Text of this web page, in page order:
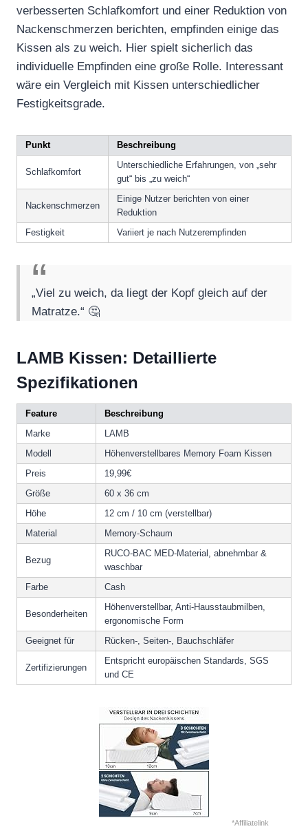
verbesserten Schlafkomfort und einer Reduktion von
Nackenschmerzen berichten, empfinden einige das
Kissen als zu weich. Hier spielt sicherlich das
individuelle Empfinden eine große Rolle. Interessant
wäre ein Vergleich mit Kissen unterschiedlicher
Festigkeitsgrade.
Punkt Beschreibung
Schlafkomfort
Unterschiedliche Erfahrungen, von „sehr
gut“ bis „zu weich“
Nackenschmerzen
Einige Nutzer berichten von einer
Reduktion
Festigkeit
Variiert je nach Nutzerempfinden
„Viel zu weich, da liegt der Kopf gleich auf der
Matratze.“ 🤔
LAMB Kissen: Detaillierte
Spezifikationen
Feature
Beschreibung
Marke
LAMB
Modell
Höhenverstellbares Memory Foam Kissen
Preis
19,99€
Größe
60 x 36 cm
Höhe
12 cm / 10 cm (verstellbar)
Material
Memory-Schaum
Bezug
RUCO-BAC MED-Material, abnehmbar &
waschbar
Farbe
Cash
Besonderheiten
Höhenverstellbar, Anti-Hausstaubmilben,
ergonomische Form
Geeignet für
Rücken-, Seiten-, Bauchschläfer
Zertifizierungen
Entspricht europäischen Standards, SGS
und CE
*Affiliatelink